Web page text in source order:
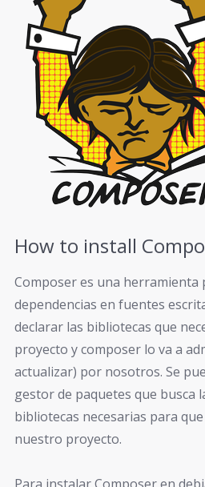
How to install
Composer es una herramienta
dependencias en fuentes
declarar las bibliotecas que
proyecto y composer lo va a
actualizar) por nosotros. Se
gestor de paquetes que busca
bibliotecas necesarias para
nuestro proyecto.